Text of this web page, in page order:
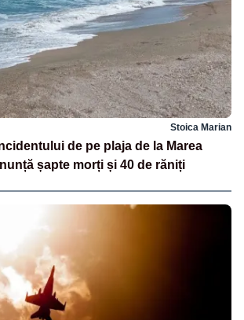
Stoica Marian
de pe plaja de la Marea
șapte morți și 40 de răniți